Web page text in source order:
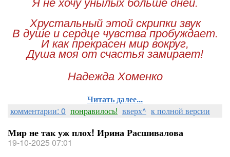
Я не хочу унылых больше дней.
Хрустальный этой скрипки звук
В душе и сердце чувства пробуждает.
И как прекрасен мир вокруг,
Душа моя от счастья замирает!
Надежда Хоменко
Читать далее...
комментарии: 0 понравилось! вверх^ к полной версии
Мир не так уж плох! Ирина Расшивалова
19-10-2025 07:01